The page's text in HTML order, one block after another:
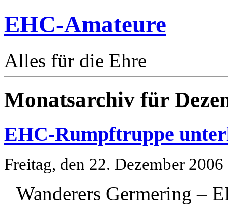
EHC-Amateure
Alles für die Ehre
Monatsarchiv für
EHC-Rumpftruppe
Freitag, den 22. Dezember 2006
Wanderers Germering –